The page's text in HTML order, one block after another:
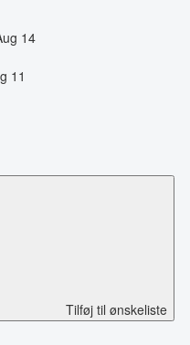
14
11
Tilføj til ønskeliste